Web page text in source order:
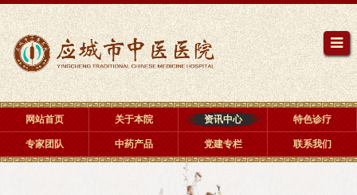
网站首页 关于本院 资讯中心 特色诊疗
专家团队 中药产品 党建专栏 联系我们